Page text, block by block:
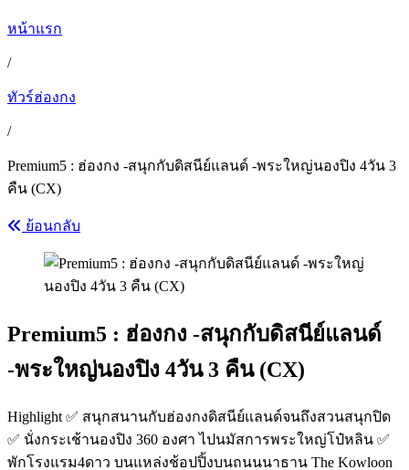
หน้าแรก
/
ทัวร์ฮ่องกง
/
Premium5 : ฮ่องกง -สนุกกับดิสนีย์แลนด์ -พระใหญ่นองปิง 4วัน 3
คืน (CX)
ย้อนกลับ
Premium5 : ฮ่องกง -สนุกกับดิสนีย์แลนด์
-พระใหญ่นองปิง 4วัน 3 คืน (CX)
Highlight ✅ สนุกสนานกับฮ่องกงดิสนีย์แลนด์จนถึงสวนสนุกปิด
✅ นั่งกระเช้านองปิง 360 องศา ไปนมัสการพระใหญ่โป๋หลิน ✅
พักโรงแรม4ดาว บนแหล่งช้อปปิ้งบนถนนนาธาน The Kowloon